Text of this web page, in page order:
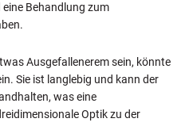
Behandlung zum
Ausgefallenerem sein, könnte
Sie ist langlebig und kann der
was eine
Optik zu der